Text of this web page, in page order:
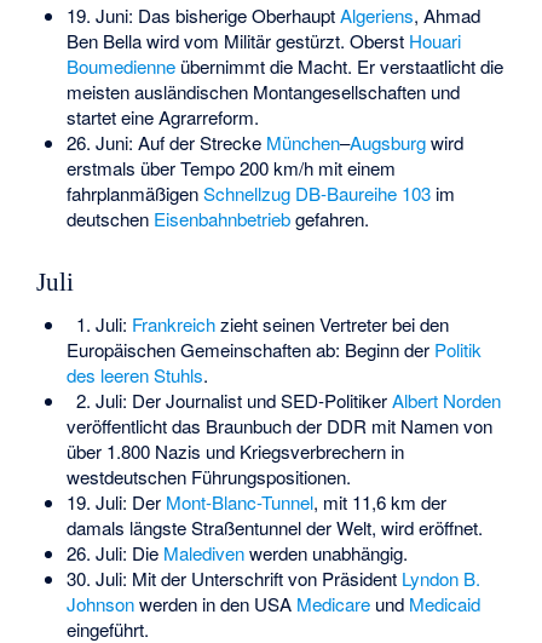
19. Juni: Das bisherige OberhauptAlgeriens, Ahmad
Ben Bellawird vom Militär gestürzt. Oberst Houari
Boumedienneübernimmt die Macht. Er verstaatlicht die
meisten ausländischen Montangesellschaften und
startet eine Agrarreform.
26. Juni: Auf der Strecke München–Augsburgwird
erstmals über Tempo 200 km/h mit einem
fahrplanmäßigenSchnellzug DB-Baureihe 103im
deutschen Eisenbahnbetriebgefahren.
Juli
1. Juli: Frankreichzieht seinen Vertreter bei den
Europäischen Gemeinschaften ab: Beginn der Politik
des leeren Stuhls.
2. Juli: Der Journalist und SED-PolitikerAlbert Norden
veröffentlicht das Braunbuch der DDR mit Namen von
über 1.800 Nazis und Kriegsverbrechern in
westdeutschen Führungspositionen.
19. Juli: Der Mont-Blanc-Tunnel, mit 11,6 km der
damals längste Straßentunnel der Welt, wird eröffnet.
26. Juli: Die Maledivenwerden unabhängig.
30. Juli: Mit der Unterschrift von Präsident Lyndon B.
Johnsonwerden in den USA Medicareund Medicaid
eingeführt.